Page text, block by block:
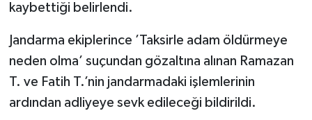
kaybettiği belirlendi.
Jandarma ekiplerince ’Taksirle adam öldürmeye
neden olma’ suçundan gözaltına alınan Ramazan
T. ve Fatih T.’nin jandarmadaki işlemlerinin
ardından adliyeye sevk edileceği bildirildi.